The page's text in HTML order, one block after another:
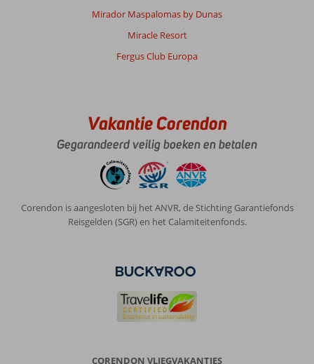
Mirador Maspalomas by Dunas
Miracle Resort
Fergus Club Europa
Vakantie Corendon
Gegarandeerd veilig boeken en betalen
Corendon is aangesloten bij het ANVR, de Stichting Garantiefonds
Reisgelden (SGR) en het Calamiteitenfonds.
CORENDON VLIEGVAKANTIES